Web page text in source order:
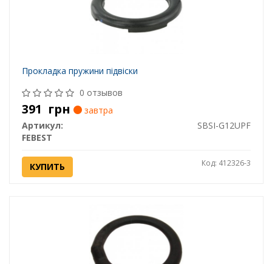
Прокладка пружини підвіски
0 отзывов
391 грн
завтра
Артикул:
SBSI-G12UPF
FEBEST
КУПИТЬ Код: 412326-3